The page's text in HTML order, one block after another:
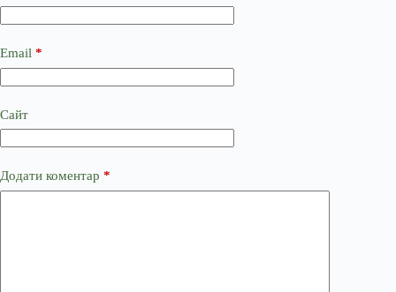
Email *
Сайт
Додати коментар *